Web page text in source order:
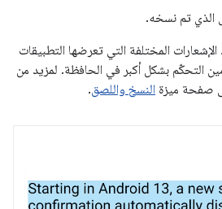
الذي تم نسخه.
المختلفة التي تعرضها التطبيقات
التحكّم بشكل أكبر في الحافظة. لمزيد من
صفحة ميزة النسخ واللصق.